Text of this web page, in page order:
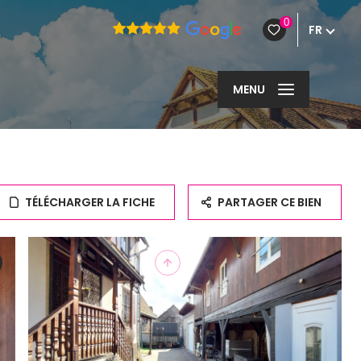
0 FR
MENU
TÉLÉCHARGER LA FICHE PARTAGER CE BIEN